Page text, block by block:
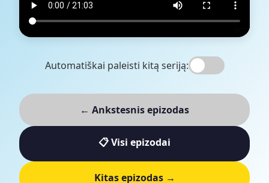
Automatiškai paleisti kitą seriją:
← Ankstesnis epizodas
📋 Visi epizodai
Kitas epizodas →